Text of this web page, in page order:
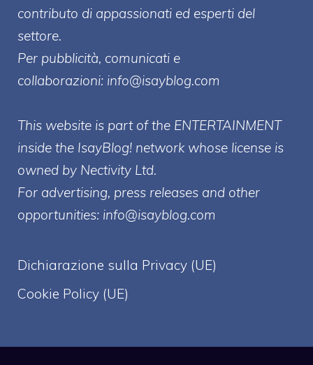
contributo di appassionati ed esperti del
settore.
Per pubblicità, comunicati e
collaborazioni: info@isayblog.com
This website is part of the ENTERTAINMENT
inside the IsayBlog! network whose license is
owned by Nectivity Ltd.
For advertising, press releases and other
opportunities: info@isayblog.com
Dichiarazione sulla Privacy (UE)
Cookie Policy (UE)